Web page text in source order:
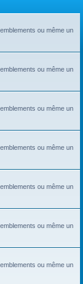
ou même un
ou même un
ou même un
ou même un
ou même un
ou même un
ou même un